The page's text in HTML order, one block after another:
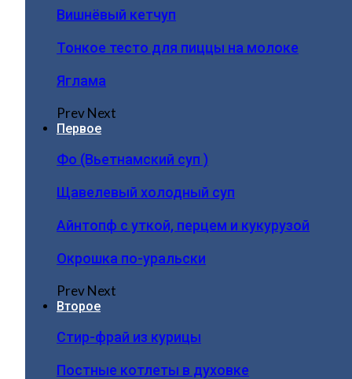
Вишнёвый кетчуп
Тонкое тесто для пиццы на молоке
Яглама
PrevNext
Первое
Фо (Вьетнамский суп )
Щавелевый холодный суп
Айнтопф с уткой, перцем и кукурузой
Окрошка по-уральски
PrevNext
Второе
Стир-фрай из курицы
Постные котлеты в духовке